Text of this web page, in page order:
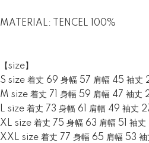
MATERIAL: TENCEL 100%
【size】
S size 着丈 69 身幅 57 肩幅 45 袖丈
M size 着丈 71 身幅 59 肩幅 47 袖丈
L size 着丈 73 身幅 61 肩幅 49 袖丈
XL size 着丈 75 身幅 63 肩幅 51 袖丈
XXL size 着丈 77 身幅 65 肩幅 53